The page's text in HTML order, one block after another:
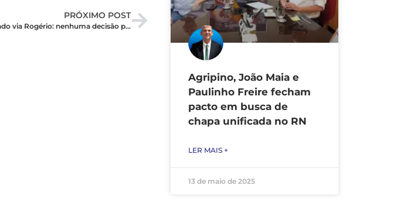
PRÓXIMO POST
Bolsonaro manda recado via Rogério: nenhuma decisão política antes da votação da anistia
Agripino, João Maia e
Paulinho Freire fecham
pacto em busca de
chapa unificada no RN
LER MAIS +
13 de maio de 2025